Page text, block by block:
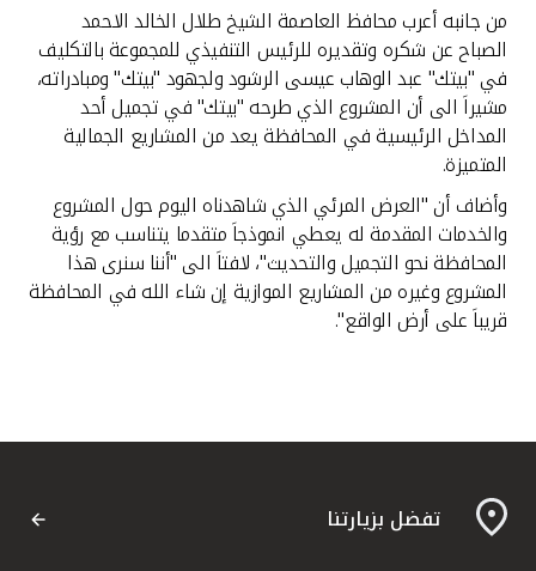
من جانبه أعرب محافظ العاصمة الشيخ طلال الخالد الاحمد
الصباح عن شكره وتقديره للرئيس التنفيذي للمجموعة بالتكليف
في "بيتك" عبد الوهاب عيسى الرشود ولجهود "بيتك" ومبادراته،
مشيراَ الى أن المشروع الذي طرحه "بيتك" في تجميل أحد
المداخل الرئيسية في المحافظة يعد من المشاريع الجمالية
المتميزة.
وأضاف أن "العرض المرئي الذي شاهدناه اليوم حول المشروع
والخدمات المقدمة له يعطي انموذجاَ متقدما يتناسب مع رؤية
المحافظة نحو التجميل والتحديث"، لافتاَ الى "أننا سنرى هذا
المشروع وغيره من المشاريع الموازية إن شاء الله في المحافظة
قريباَ على أرض الواقع".
تفضل بزيارتنا